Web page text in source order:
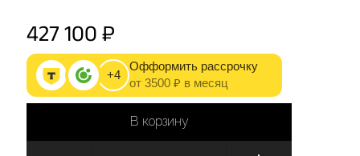
427 100 ₽
+4
Офформить рассрочку
от 3500 ₽ в месяц
В корзину